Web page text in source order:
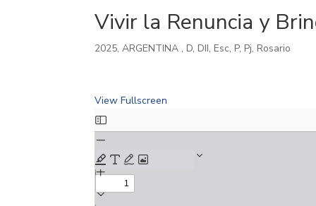
Vivir la Renuncia y
2025,ARGENTINA ,D,DII,Esc,P,Pj,Rosario
View Fullscreen
Skip
to
content